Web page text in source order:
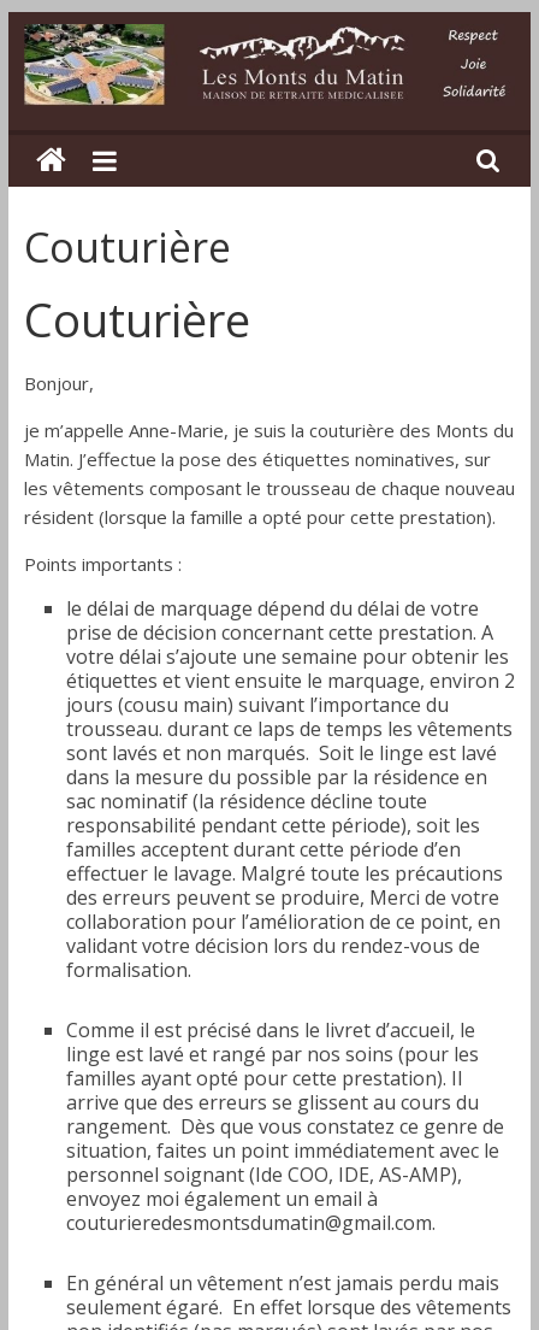
Passer
au
contenu
Les
Monts
du
Matin
Maison
retraite
médicalisée
dans
la
Drôme
Couturière
Couturière
Bonjour,
je m’appelle Anne-Marie, je suis la couturière des Monts du
Matin. J’effectue la pose des étiquettes nominatives, sur
les vêtements composant le trousseau de chaque nouveau
résident (lorsque la famille a opté pour cette prestation).
Points importants :
le délai de marquage dépend du délai de votre
prise de décision concernant cette prestation. A
votre délai s’ajoute une semaine pour obtenir les
étiquettes et vient ensuite le marquage, environ 2
jours (cousu main) suivant l’importance du
trousseau. durant ce laps de temps les vêtements
sont lavés et non marqués. Soit le linge est lavé
dans la mesure du possible par la résidence en
sac nominatif (la résidence décline toute
responsabilité pendant cette période), soit les
familles acceptent durant cette période d’en
effectuer le lavage. Malgré toute les précautions
des erreurs peuvent se produire, Merci de votre
collaboration pour l’amélioration de ce point, en
validant votre décision lors du rendez-vous de
formalisation.
Comme il est précisé dans le livret d’accueil, le
linge est lavé et rangé par nos soins (pour les
familles ayant opté pour cette prestation). Il
arrive que des erreurs se glissent au cours du
rangement. Dès que vous constatez ce genre de
situation, faites un point immédiatement avec le
personnel soignant (Ide COO, IDE, AS-AMP),
envoyez moi également un email à
couturieredesmontsdumatin@gmail.com.
En général un vêtement n’est jamais perdu mais
seulement égaré. En effet lorsque des vêtements